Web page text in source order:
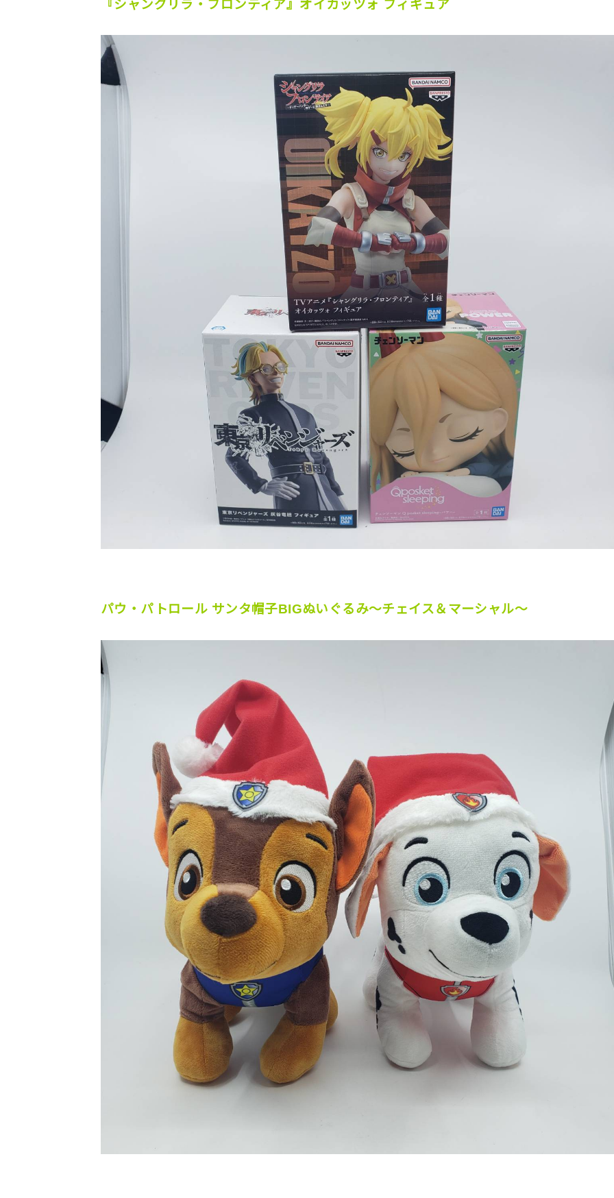
『シャングリラ・フロンティア』オイカッツォ フィギュア
パウ・パトロール サンタ帽子BIGぬいぐるみ〜チェイス＆マーシャル〜